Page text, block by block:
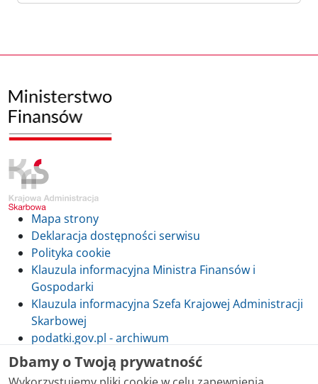
Mapa strony
Deklaracja dostępności serwisu
Polityka cookie
Klauzula informacyjna Ministra Finansów i
Gospodarki
Klauzula informacyjna Szefa Krajowej Administracji
Skarbowej
podatki.gov.pl - archiwum
Dbamy o Twoją prywatność